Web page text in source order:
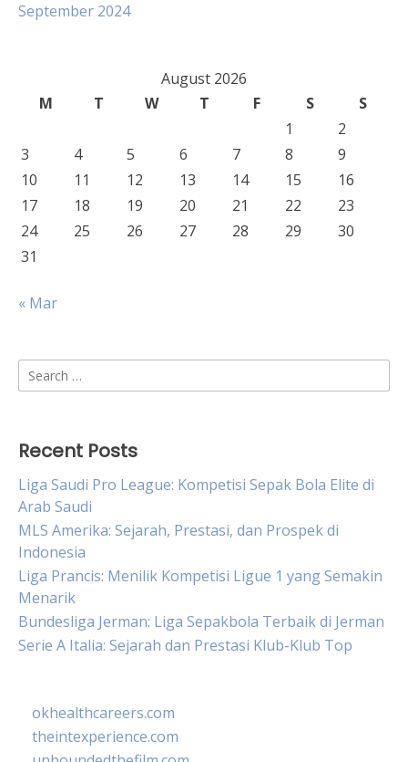
September 2024
August 2026
M
T W T F S
S
1
2
3
4 5 6 7 8
9
10
11 12 13 14 15
16
17
18 19 20 21 22
23
24
25 26 27 28 29
30
31
« Mar
Search
for:
Recent Posts
Liga Saudi Pro League: Kompetisi Sepak Bola Elite di
Arab Saudi
MLS Amerika: Sejarah, Prestasi, dan Prospek di
Indonesia
Liga Prancis: Menilik Kompetisi Ligue 1 yang Semakin
Menarik
Bundesliga Jerman: Liga Sepakbola Terbaik di Jerman
Serie A Italia: Sejarah dan Prestasi Klub-Klub Top
okhealthcareers.com
theintexperience.com